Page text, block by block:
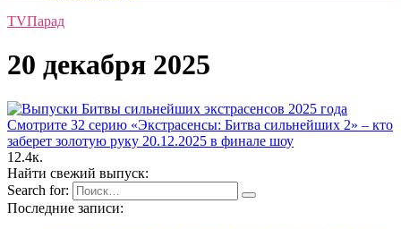
TVПарад
20 декабря 2025
Смотрите 32 серию «Экстрасенсы: Битва сильнейших 2» – кто
заберет золотую руку 20.12.2025 в финале шоу
1 2.4к.
Найти свежий выпуск:
Search for:
Последние записи: